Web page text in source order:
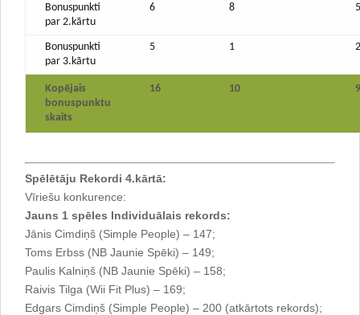
Bonuspunkti
par 2.kārtu
6 8 5
Bonuspunkti
par 3.kārtu
5 1 2
Kopējais
bonuspunktu
skaits
16 10 9
Spēlētāju Rekordi 4.kārtā:
Vīriešu konkurence:
Jauns 1 spēles Individuālais rekords:
Jānis Cimdiņš (Simple People) – 147;
Toms Erbss (NB Jaunie Spēki) – 149;
Paulis Kalniņš (NB Jaunie Spēki) – 158;
Raivis Tilga (Wii Fit Plus) – 169;
Edgars Cimdiņš (Simple People) – 200 (atkārtots rekords);